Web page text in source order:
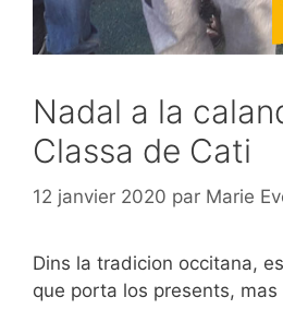
Nadal a la
Classa de Cati
12 janvier 2020 par Marie
Dins la tradicion occitana,
que porta los presents, mas